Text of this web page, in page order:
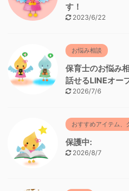
す！
2023/6/22
お悩み相談
保育士のお悩み
話せるLINEオー
2026/7/6
おすすめアイテム、
保護中:
2026/8/7